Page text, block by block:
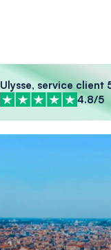
Ulysse, service client
4.8/5